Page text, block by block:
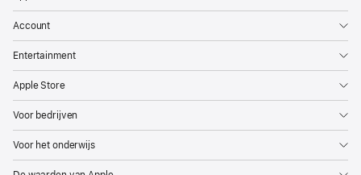
Account
Entertainment
Apple Store
Voor bedrijven
Voor het onderwijs